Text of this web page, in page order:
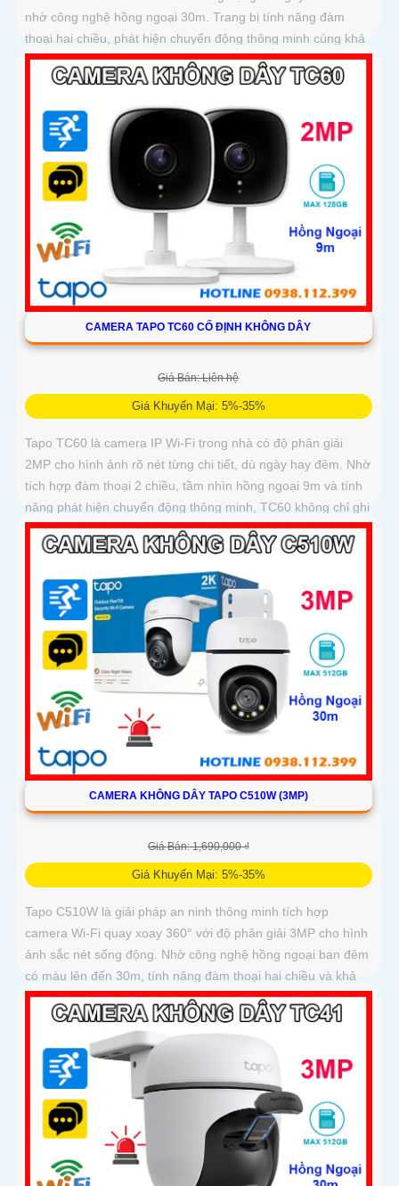
nhờ công nghệ hồng ngoại 30m. Trang bị tính năng đàm
thoại hai chiều, phát hiện chuyển động thông minh cùng khả
năng lưu trữ lên đến 512GB, camera giúp bạn kiểm soát an
ninh dễ dàng mọi lúc mọi nơi với thiết kế chuẩn IP66 chống
CAMERA TAPO TC60 CỐ ĐỊNH KHÔNG DÂY
Giá Bán: Liên hệ
Giá Khuyến Mại: 5%-35%
Tapo TC60 là camera IP Wi-Fi trong nhà có độ phân giải
2MP cho hình ảnh rõ nét từng chi tiết, dù ngày hay đêm. Nhờ
tích hợp đàm thoại 2 chiều, tầm nhìn hồng ngoại 9m và tính
năng phát hiện chuyển động thông minh, TC60 không chỉ ghi
hình mà còn giúp bạn kết nối và bảo vệ tổ ấm từ xa
CAMERA KHÔNG DÂY TAPO C510W (3MP)
Giá Bán: 1,690,000 ₫
Giá Khuyến Mại: 5%-35%
Tapo C510W là giải pháp an ninh thông minh tích hợp
camera Wi-Fi quay xoay 360° với độ phân giải 3MP cho hình
ảnh sắc nét sống động. Nhờ công nghệ hồng ngoại ban đêm
có màu lên đến 30m, tính năng đàm thoại hai chiều và khả
năng lưu trữ tới 512GB, bạn luôn kết nối và kiểm soát mọi
chuyển động dù ở bất cứ đâu, với thiết kế bền bỉ đạt chuẩn
IP66 và hệ thống cảnh báo thông minh